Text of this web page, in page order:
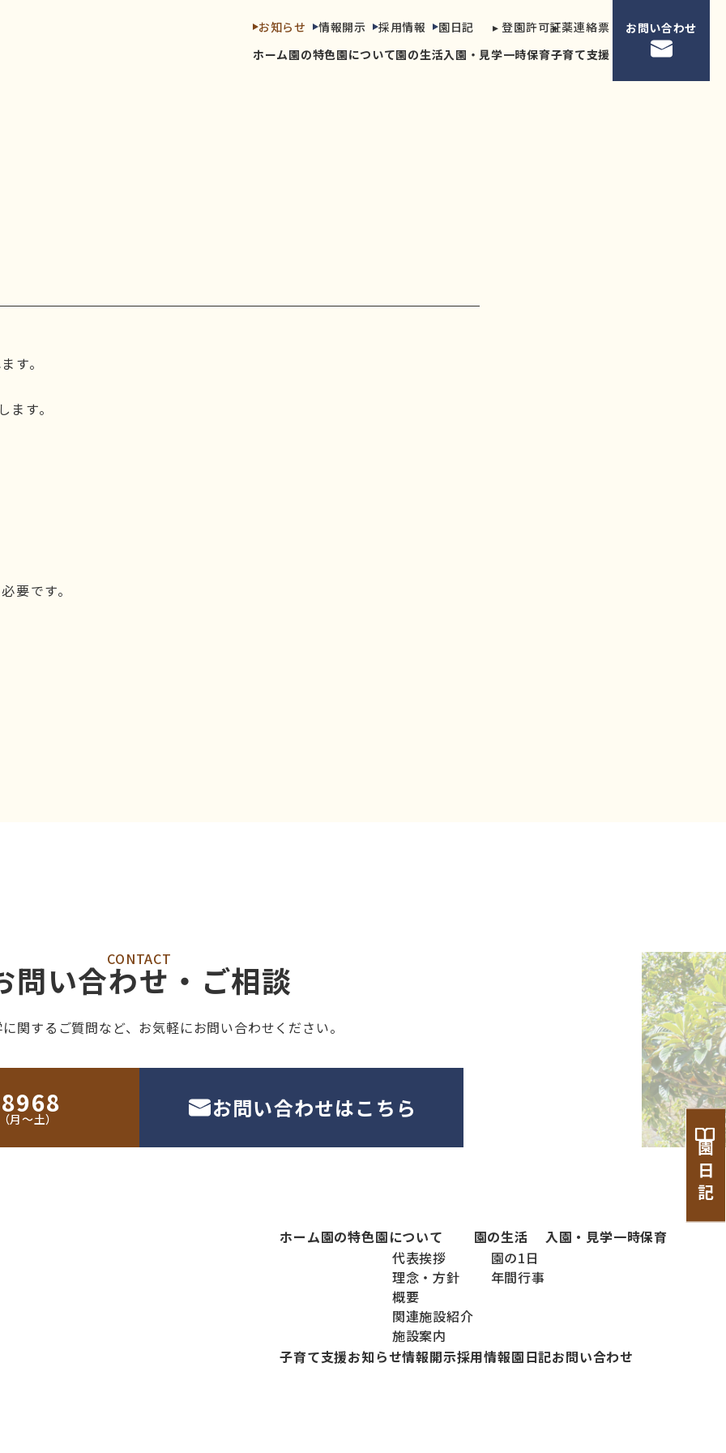
お知らせ 情報開示 採用情報 園日記 ▸ 登園許可証▸ 薬連絡票
ホーム園の特色園について園の生活入園・見学一時保育子育て支援
お問い合わせ
園 日 記
す。
す。
要です。
CONTACT
問い合わせ・ご相談
関するご質問など、 お気軽にお問い合わせください。
〜土） お問い合わせはこちら
ホーム園の特色園について
代表挨拶
理念・方針
概要
関連施設紹介
施設案内
園の生活
園の1日
年間行事
入園・見学一時保育
子育て支援お知らせ情報開示採用情報園日記お問い合わせ